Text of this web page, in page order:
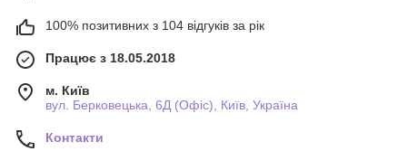
100% позитивних з 104 відгуків за рік
Працює з 18.05.2018
м. Київ
вул. Берковецька, 6Д (Офіс), Київ, Україна
Контакти